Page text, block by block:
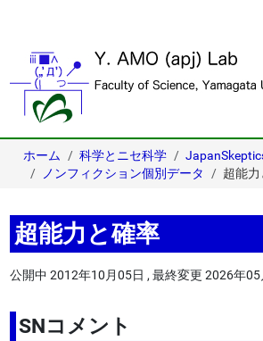
ホーム 科学とニセ科学
ノンフィクション個別データ
超能
超能力と確率
公開中 2012年10月05日 ,最終変更 2026年05
SNコメント